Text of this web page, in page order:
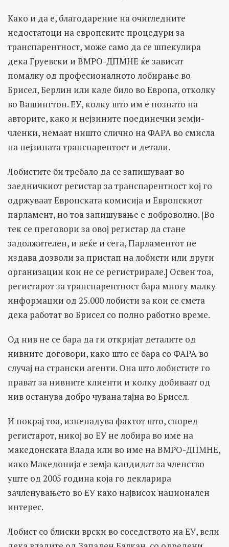
Како и да е, благодарение на очигледните
недостатоци на европските процедури за
транспарентност, може само да се шпекулира
дека Груевски и ВМРО-ДПМНЕ ќе зависат
помалку од професионалното лобирање во
Брисел, Берлин или каде било во Европа, отколку
во Вашингтон. ЕУ, колку што им е познато на
авторите, како и нејзините поединечни земји-
членки, немаат ништо слично на ФАРА во смисла
на нејзината транспарентост и детали.
Лобистите би требало да се запишуваат во
заедничкиот регистар за транспарентност кој го
одржуваат Европската комисија и Европскиот
парламент, но тоа запишување е доброволно. [Во
тек се преговори за овој регистар да стане
задолжителен, и веќе и сега, Парламентот не
издава дозволи за пристап на лобисти или други
организации кои не се регистрирале.] Освен тоа,
регистарот за транспарентност бара многу малку
информации од 25.000 лобисти за кои се смета
дека работат во Брисел со полно работно време.
Од нив не се бара да ги откријат деталите од
нивните договори, како што се бара со ФАРА во
случај на странски агенти. Она што лобистите го
прават за нивните клиенти и колку добиваат од
нив останува добро чувана тајна во Брисел.
И покрај тоа, изненадува фактот што, според
регистарот, никој во ЕУ не лобира во име на
македонската Влада или во име на ВМРО-ДПМНЕ,
иако Македонија е земја кандидат за членство
уште од 2005 година која го декларира
зачленувањето во ЕУ како највисок национален
интерес.
Лобист со блиски врски во соседството на ЕУ, вели